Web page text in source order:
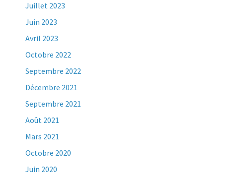
Juillet 2023
Juin 2023
Avril 2023
Octobre 2022
Septembre 2022
Décembre 2021
Septembre 2021
Août 2021
Mars 2021
Octobre 2020
Juin 2020